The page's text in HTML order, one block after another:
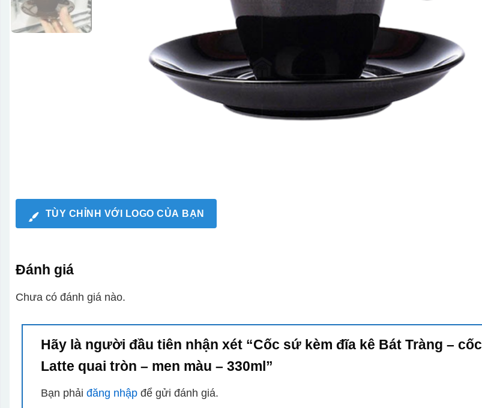
TÙY CHỈNH VỚI LOGO CỦA BẠN
Đánh giá
Chưa có đánh giá nào.
Hãy là người đầu tiên nhận xét “Cốc sứ kèm đĩa kê Bát Tràng – cốc
Latte quai tròn – men màu – 330ml”
Bạn phải đăng nhậpđể gửi đánh giá.